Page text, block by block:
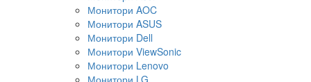
Монитори AOC
Монитори ASUS
Монитори Dell
Монитори ViewSonic
Монитори Lenovo
Монитори LG